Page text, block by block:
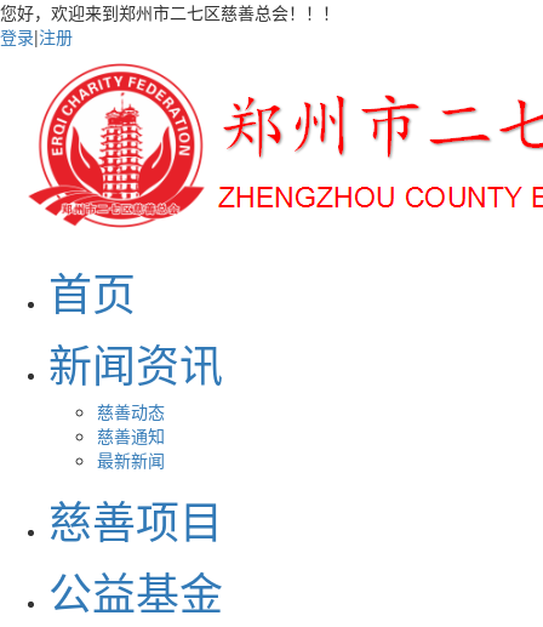
您好，欢迎来到郑州市二七区慈善总会！！！
登录|注册
首页
新闻资讯
慈善动态
慈善通知
最新新闻
慈善项目
公益基金